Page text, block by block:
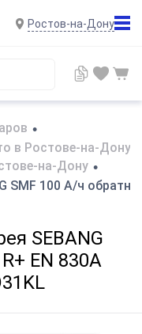
Ростов-на-Дону
•
в Ростове-на-Дону
на-Дону •
SMF 100 А/ч
SEBANG
EN 830A